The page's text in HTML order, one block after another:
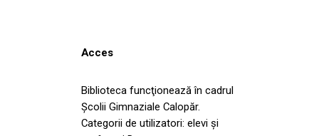
Acces
Biblioteca funcţionează în cadrul
Şcolii Gimnaziale Calopăr.
Categorii de utilizatori: elevi şi